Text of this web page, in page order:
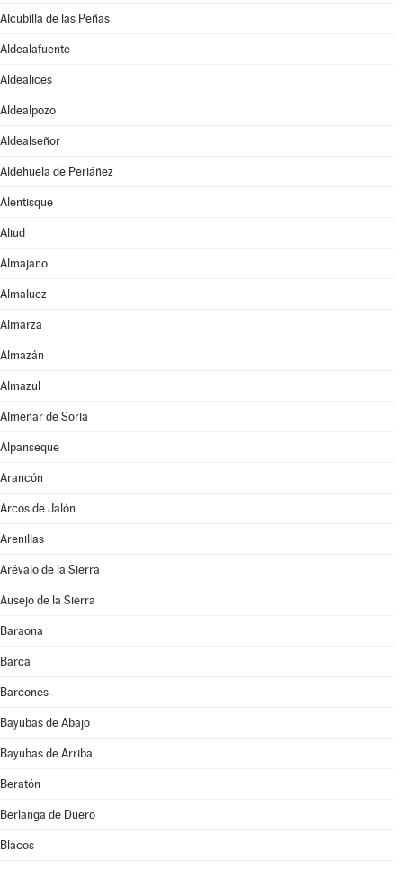
Alcubilla de las Peñas
Aldealafuente
Aldealices
Aldealpozo
Aldealseñor
Aldehuela de Periáñez
Alentisque
Aliud
Almajano
Almaluez
Almarza
Almazán
Almazul
Almenar de Soria
Alpanseque
Arancón
Arcos de Jalón
Arenillas
Arévalo de la Sierra
Ausejo de la Sierra
Baraona
Barca
Barcones
Bayubas de Abajo
Bayubas de Arriba
Beratón
Berlanga de Duero
Blacos